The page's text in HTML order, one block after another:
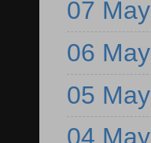
07 May
06 May
05 May
04 May